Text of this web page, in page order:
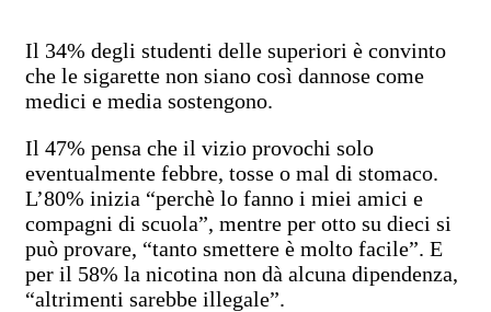
Il 34% degli studenti delle superiori è convinto
che le sigarette non siano così dannose come
medici e media sostengono.
Il 47% pensa che il vizio provochi solo
eventualmente febbre, tosse o mal di stomaco.
L’80% inizia “perchè lo fanno i miei amici e
compagni di scuola”, mentre per otto su dieci si
può provare, “tanto smettere è molto facile”. E
per il 58% la nicotina non dà alcuna dipendenza,
“altrimenti sarebbe illegale”.